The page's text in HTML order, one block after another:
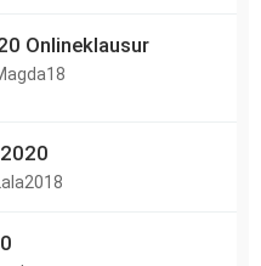
Onlineklausur
Lala2018